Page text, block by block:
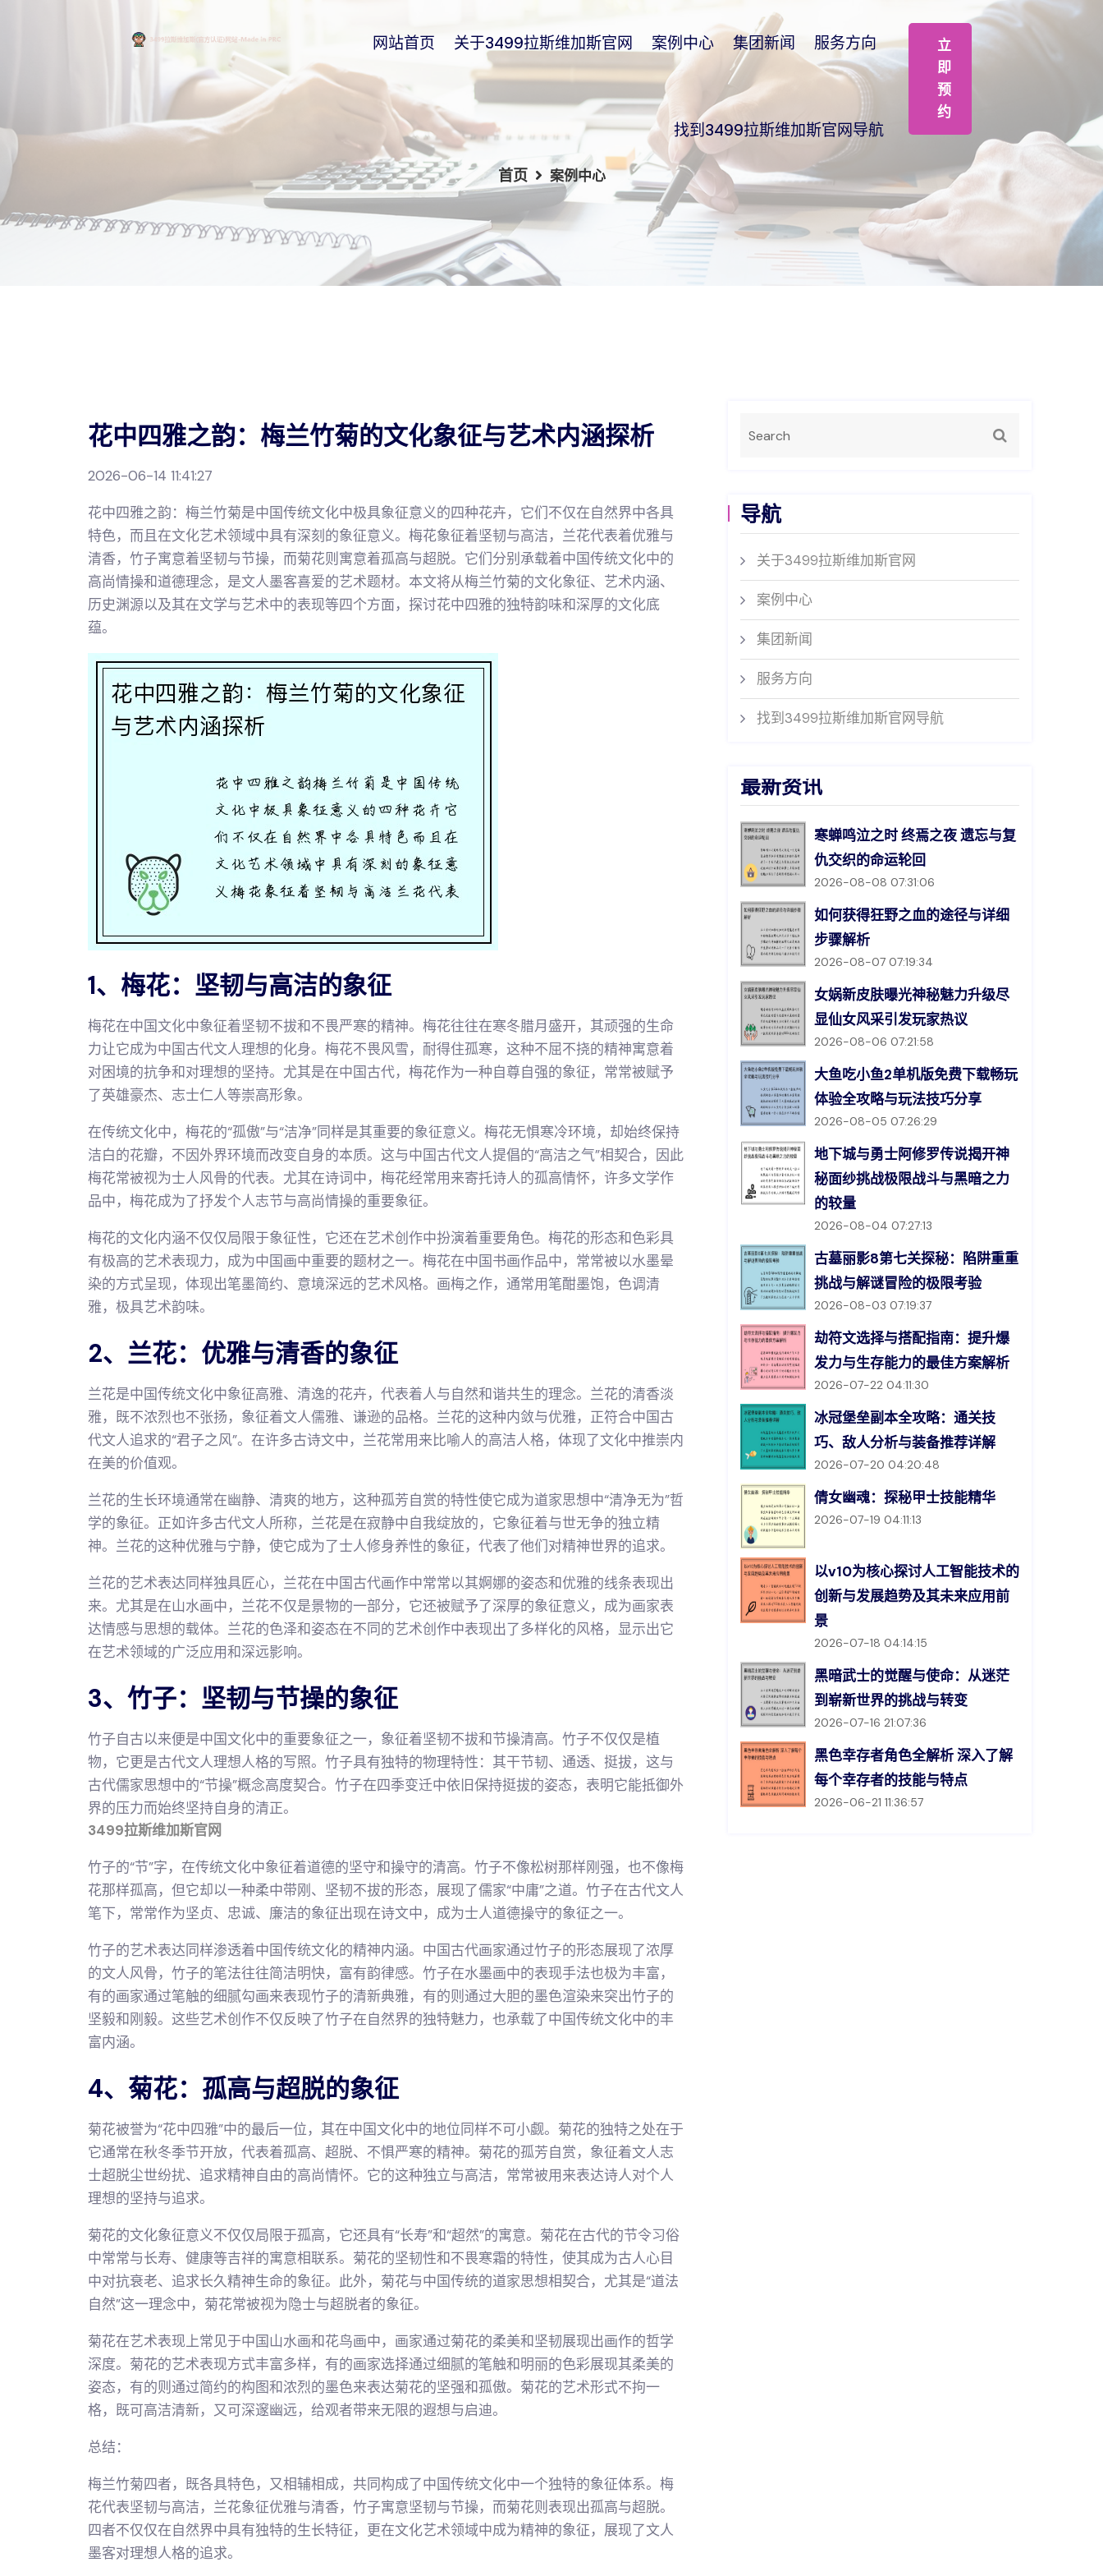
网站首页 关于3499拉斯维加斯官网 案例中心 集团新闻 服务方向
找到3499拉斯维加斯官网导航
立
即
预
约
首页 案例中心
花中四雅之韵：梅兰竹菊的文化象征与艺术内涵探析
2026-06-14 11:41:27
花中四雅之韵：梅兰竹菊是中国传统文化中极具象征意义的四种花卉，它们不仅在自然界中各具
特色，而且在文化艺术领域中具有深刻的象征意义。梅花象征着坚韧与高洁，兰花代表着优雅与
清香，竹子寓意着坚韧与节操，而菊花则寓意着孤高与超脱。它们分别承载着中国传统文化中的
高尚情操和道德理念，是文人墨客喜爱的艺术题材。本文将从梅兰竹菊的文化象征、艺术内涵、
历史渊源以及其在文学与艺术中的表现等四个方面，探讨花中四雅的独特韵味和深厚的文化底
蕴。
1、梅花：坚韧与高洁的象征
梅花在中国文化中象征着坚韧不拔和不畏严寒的精神。梅花往往在寒冬腊月盛开，其顽强的生命
力让它成为中国古代文人理想的化身。梅花不畏风雪，耐得住孤寒，这种不屈不挠的精神寓意着
对困境的抗争和对理想的坚持。尤其是在中国古代，梅花作为一种自尊自强的象征，常常被赋予
了英雄豪杰、志士仁人等崇高形象。
在传统文化中，梅花的“孤傲”与“洁净”同样是其重要的象征意义。梅花无惧寒冷环境，却始终保持
洁白的花瓣，不因外界环境而改变自身的本质。这与中国古代文人提倡的“高洁之气”相契合，因此
梅花常被视为士人风骨的代表。尤其在诗词中，梅花经常用来寄托诗人的孤高情怀，许多文学作
品中，梅花成为了抒发个人志节与高尚情操的重要象征。
梅花的文化内涵不仅仅局限于象征性，它还在艺术创作中扮演着重要角色。梅花的形态和色彩具
有极高的艺术表现力，成为中国画中重要的题材之一。梅花在中国书画作品中，常常被以水墨晕
染的方式呈现，体现出笔墨简约、意境深远的艺术风格。画梅之作，通常用笔酣墨饱，色调清
雅，极具艺术韵味。
2、兰花：优雅与清香的象征
兰花是中国传统文化中象征高雅、清逸的花卉，代表着人与自然和谐共生的理念。兰花的清香淡
雅，既不浓烈也不张扬，象征着文人儒雅、谦逊的品格。兰花的这种内敛与优雅，正符合中国古
代文人追求的“君子之风”。在许多古诗文中，兰花常用来比喻人的高洁人格，体现了文化中推崇内
在美的价值观。
兰花的生长环境通常在幽静、清爽的地方，这种孤芳自赏的特性使它成为道家思想中“清净无为”哲
学的象征。正如许多古代文人所称，兰花是在寂静中自我绽放的，它象征着与世无争的独立精
神。兰花的这种优雅与宁静，使它成为了士人修身养性的象征，代表了他们对精神世界的追求。
兰花的艺术表达同样独具匠心，兰花在中国古代画作中常常以其婀娜的姿态和优雅的线条表现出
来。尤其是在山水画中，兰花不仅是景物的一部分，它还被赋予了深厚的象征意义，成为画家表
达情感与思想的载体。兰花的色泽和姿态在不同的艺术创作中表现出了多样化的风格，显示出它
在艺术领域的广泛应用和深远影响。
3、竹子：坚韧与节操的象征
竹子自古以来便是中国文化中的重要象征之一，象征着坚韧不拔和节操清高。竹子不仅仅是植
物，它更是古代文人理想人格的写照。竹子具有独特的物理特性：其干节韧、通透、挺拔，这与
古代儒家思想中的“节操”概念高度契合。竹子在四季变迁中依旧保持挺拔的姿态，表明它能抵御外
界的压力而始终坚持自身的清正。
3499拉斯维加斯官网
竹子的“节”字，在传统文化中象征着道德的坚守和操守的清高。竹子不像松树那样刚强，也不像梅
花那样孤高，但它却以一种柔中带刚、坚韧不拔的形态，展现了儒家“中庸”之道。竹子在古代文人
笔下，常常作为坚贞、忠诚、廉洁的象征出现在诗文中，成为士人道德操守的象征之一。
竹子的艺术表达同样渗透着中国传统文化的精神内涵。中国古代画家通过竹子的形态展现了浓厚
的文人风骨，竹子的笔法往往简洁明快，富有韵律感。竹子在水墨画中的表现手法也极为丰富，
有的画家通过笔触的细腻勾画来表现竹子的清新典雅，有的则通过大胆的墨色渲染来突出竹子的
坚毅和刚毅。这些艺术创作不仅反映了竹子在自然界的独特魅力，也承载了中国传统文化中的丰
富内涵。
4、菊花：孤高与超脱的象征
菊花被誉为“花中四雅”中的最后一位，其在中国文化中的地位同样不可小觑。菊花的独特之处在于
它通常在秋冬季节开放，代表着孤高、超脱、不惧严寒的精神。菊花的孤芳自赏，象征着文人志
士超脱尘世纷扰、追求精神自由的高尚情怀。它的这种独立与高洁，常常被用来表达诗人对个人
理想的坚持与追求。
菊花的文化象征意义不仅仅局限于孤高，它还具有“长寿”和“超然”的寓意。菊花在古代的节令习俗
中常常与长寿、健康等吉祥的寓意相联系。菊花的坚韧性和不畏寒霜的特性，使其成为古人心目
中对抗衰老、追求长久精神生命的象征。此外，菊花与中国传统的道家思想相契合，尤其是“道法
自然”这一理念中，菊花常被视为隐士与超脱者的象征。
菊花在艺术表现上常见于中国山水画和花鸟画中，画家通过菊花的柔美和坚韧展现出画作的哲学
深度。菊花的艺术表现方式丰富多样，有的画家选择通过细腻的笔触和明丽的色彩展现其柔美的
姿态，有的则通过简约的构图和浓烈的墨色来表达菊花的坚强和孤傲。菊花的艺术形式不拘一
格，既可高洁清新，又可深邃幽远，给观者带来无限的遐想与启迪。
总结：
梅兰竹菊四者，既各具特色，又相辅相成，共同构成了中国传统文化中一个独特的象征体系。梅
花代表坚韧与高洁，兰花象征优雅与清香，竹子寓意坚韧与节操，而菊花则表现出孤高与超脱。
四者不仅仅在自然界中具有独特的生长特征，更在文化艺术领域中成为精神的象征，展现了文人
墨客对理想人格的追求。
导航
关于3499拉斯维加斯官网
案例中心
集团新闻
服务方向
找到3499拉斯维加斯官网导航
最新资讯
寒蝉鸣泣之时 终焉之夜 遗忘与复
仇交织的命运轮回
2026-08-08 07:31:06
如何获得狂野之血的途径与详细
步骤解析
2026-08-07 07:19:34
女娲新皮肤曝光神秘魅力升级尽
显仙女风采引发玩家热议
2026-08-06 07:21:58
大鱼吃小鱼2单机版免费下载畅玩
体验全攻略与玩法技巧分享
2026-08-05 07:26:29
地下城与勇士阿修罗传说揭开神
秘面纱挑战极限战斗与黑暗之力
的较量
2026-08-04 07:27:13
古墓丽影8第七关探秘：陷阱重重
挑战与解谜冒险的极限考验
2026-08-03 07:19:37
劫符文选择与搭配指南：提升爆
发力与生存能力的最佳方案解析
2026-07-22 04:11:30
冰冠堡垒副本全攻略：通关技
巧、敌人分析与装备推荐详解
2026-07-20 04:20:48
倩女幽魂：探秘甲士技能精华
2026-07-19 04:11:13
以v10为核心探讨人工智能技术的
创新与发展趋势及其未来应用前
景
2026-07-18 04:14:15
黑暗武士的觉醒与使命：从迷茫
到崭新世界的挑战与转变
2026-07-16 21:07:36
黑色幸存者角色全解析 深入了解
每个幸存者的技能与特点
2026-06-21 11:36:57